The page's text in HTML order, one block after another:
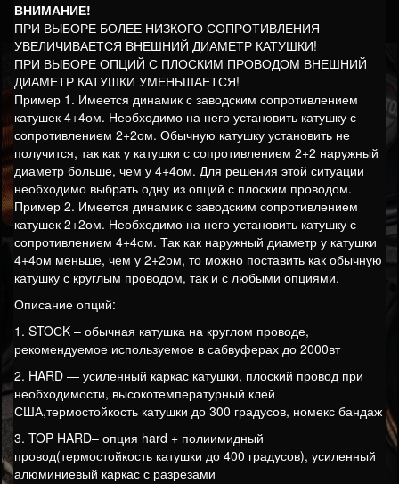
ВНИМАНИЕ!
ПРИ ВЫБОРЕ БОЛЕЕ НИЗКОГО СОПРОТИВЛЕНИЯ
УВЕЛИЧИВАЕТСЯ ВНЕШНИЙ ДИАМЕТР КАТУШКИ!
ПРИ ВЫБОРЕ ОПЦИЙ С ПЛОСКИМ ПРОВОДОМ ВНЕШНИЙ
ДИАМЕТР КАТУШКИ УМЕНЬШАЕТСЯ!
Пример 1. Имеется динамик с заводским сопротивлением
катушек 4+4ом. Необходимо на него установить катушку с
сопротивлением 2+2ом. Обычную катушку установить не
получится, так как у катушки с сопротивлением 2+2 наружный
диаметр больше, чем у 4+4ом. Для решения этой ситуации
необходимо выбрать одну из опций с плоским проводом.
Пример 2. Имеется динамик с заводским сопротивлением
катушек 2+2ом. Необходимо на него установить катушку с
сопротивлением 4+4ом. Так как наружный диаметр у катушки
4+4ом меньше, чем у 2+2ом, то можно поставить как обычную
катушку с круглым проводом, так и с любыми опциями.
Описание опций:
1. STOСK – обычная катушка на круглом проводе,
рекомендуемое используемое в сабвуферах до 2000вт
2. HARD — усиленный каркас катушки, плоский провод при
необходимости, высокотемпературный клей
США,термостойкость катушки до 300 градусов, номекс бандаж
3. TOP HARD– опция hard + полиимидный
провод(термостойкость катушки до 400 градусов), усиленный
алюминиевый каркас с разрезами